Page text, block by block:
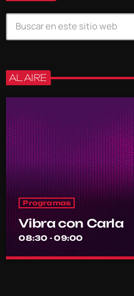
AL AIRE
Programas
Vibra con Carla
08:30 - 09:00